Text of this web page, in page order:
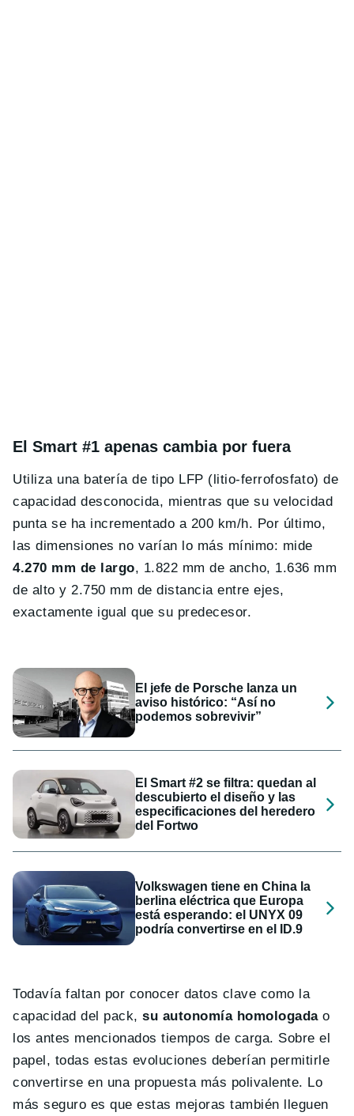
El Smart #1 apenas cambia por fuera
Utiliza una batería de tipo LFP (litio-ferrofosfato) de
capacidad desconocida, mientras que su velocidad
punta se ha incrementado a 200 km/h. Por último,
las dimensiones no varían lo más mínimo: mide
4.270 mm de largo, 1.822 mm de ancho, 1.636 mm
de alto y 2.750 mm de distancia entre ejes,
exactamente igual que su predecesor.
El jefe de Porsche lanza un
aviso histórico: “Así no
podemos sobrevivir”
El Smart #2 se filtra: quedan al
descubierto el diseño y las
especificaciones del heredero
del Fortwo
Volkswagen tiene en China la
berlina eléctrica que Europa
está esperando: el UNYX 09
podría convertirse en el ID.9
Todavía faltan por conocer datos clave como la
capacidad del pack,su autonomía homologadao
los antes mencionados tiempos de carga. Sobre el
papel, todas estas evoluciones deberían permitirle
convertirse en una propuesta más polivalente. Lo
más seguro es que estas mejoras también lleguen